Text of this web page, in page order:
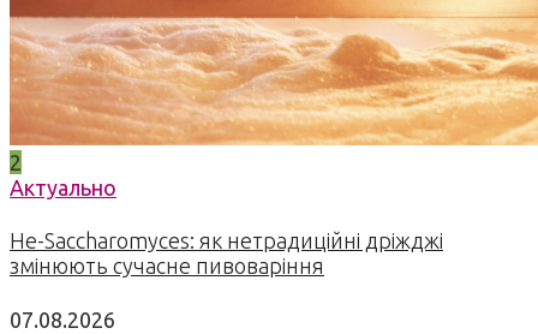
2
Актуально
Не-Saccharomyces: як нетрадиційні дріжджі
змінюють сучасне пивоваріння
07.08.2026